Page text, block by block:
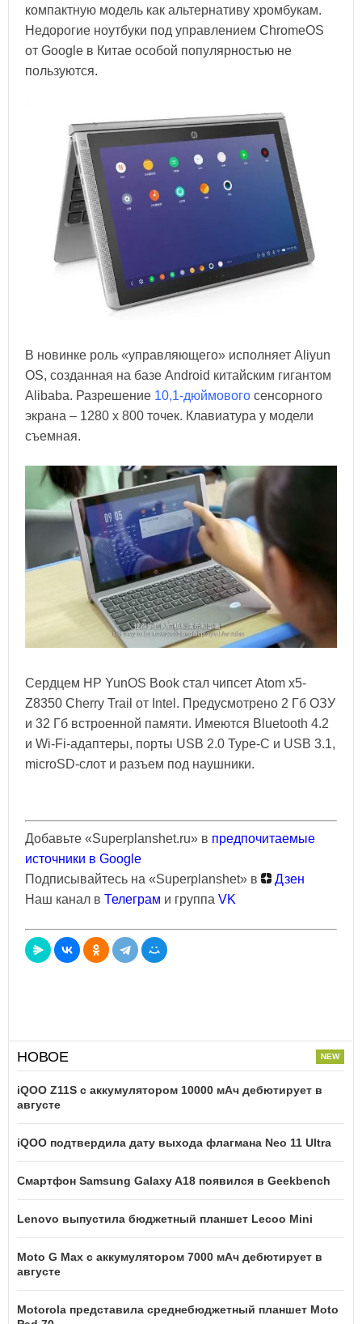
компактную модель как альтернативу хромбукам.
Недорогие ноутбуки под управлением ChromeOS
от Google в Китае особой популярностью не
пользуются.
В новинке роль «управляющего» исполняет Aliyun
OS, созданная на базе Android китайским гигантом
Alibaba. Разрешение 10,1-дюймового сенсорного
экрана – 1280 x 800 точек. Клавиатура у модели
съемная.
Сердцем HP YunOS Book стал чипсет Atom x5-
Z8350 Cherry Trail от Intel. Предусмотрено 2 Гб ОЗУ
и 32 Гб встроенной памяти. Имеются Bluetooth 4.2
и Wi-Fi-адаптеры, порты USB 2.0 Type-C и USB 3.1,
microSD-слот и разъем под наушники.
Добавьте «Superplanshet.ru» в предпочитаемые
источники в Google
Подписывайтесь на «Superplanshet» в
Дзен
Наш канал в Телеграм и группа VK
НОВОЕ
iQOO Z11S с аккумулятором 10000 мАч дебютирует в
августе
iQOO подтвердила дату выхода флагмана Neo 11 Ultra
Смартфон Samsung Galaxy A18 появился в Geekbench
Lenovo выпустила бюджетный планшет Lecoo Mini
Moto G Max с аккумулятором 7000 мАч дебютирует в
августе
Motorola представила среднебюджетный планшет Moto